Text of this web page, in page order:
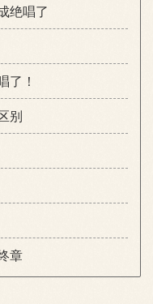
绝唱了
了！
别
章